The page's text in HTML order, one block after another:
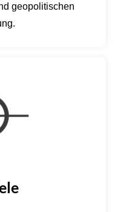
geopolitischen